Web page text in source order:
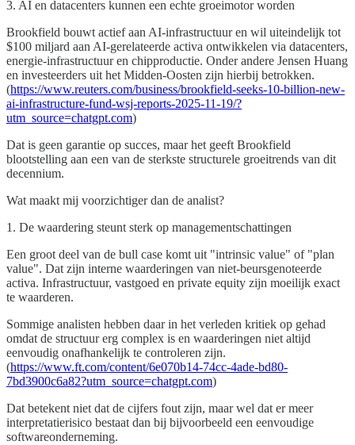
3. AI en datacenters kunnen een echte groeimotor worden
Brookfield bouwt actief aan AI-infrastructuur en wil uiteindelijk tot
$100 miljard aan AI-gerelateerde activa ontwikkelen via datacenters,
energie-infrastructuur en chipproductie. Onder andere Jensen Huang
en investeerders uit het Midden-Oosten zijn hierbij betrokken.
(https://www.reuters.com/business/brookfield-seeks-10-billion-new-
ai-infrastructure-fund-wsj-reports-2025-11-19/?
utm_source=chatgpt.com)
Dat is geen garantie op succes, maar het geeft Brookfield
blootstelling aan een van de sterkste structurele groeitrends van dit
decennium.
Wat maakt mij voorzichtiger dan de analist?
1. De waardering steunt sterk op managementschattingen
Een groot deel van de bull case komt uit "intrinsic value" of "plan
value". Dat zijn interne waarderingen van niet-beursgenoteerde
activa. Infrastructuur, vastgoed en private equity zijn moeilijk exact
te waarderen.
Sommige analisten hebben daar in het verleden kritiek op gehad
omdat de structuur erg complex is en waarderingen niet altijd
eenvoudig onafhankelijk te controleren zijn.
(https://www.ft.com/content/6e070b14-74cc-4ade-bd80-
7bd3900c6a82?utm_source=chatgpt.com)
Dat betekent niet dat de cijfers fout zijn, maar wel dat er meer
interpretatierisico bestaat dan bij bijvoorbeeld een eenvoudige
softwareonderneming.